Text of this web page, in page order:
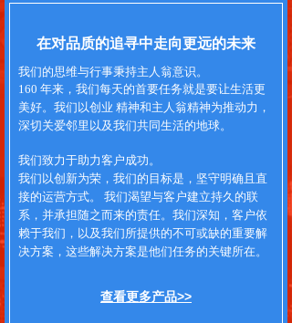
查看更多产品>>
我们的思维与行事秉持主人翁意识。
160 年来，我们每天的首要任务就是要让生活更
美好。我们以创业 精神和主人翁精神为推动力，
深切关爱邻里以及我们共同生活的地球。
我们致力于助力客户成功。
我们以创新为荣，我们的目标是，坚守明确且直
接的运营方式。 我们渴望与客户建立持久的联
系，并承担随之而来的责任。我们深知，客户依
赖于我们，以及我们所提供的不可或缺的重要解
决方案，这些解决方案是他们任务的关键所在。
在对品质的追寻中走向更远的未来